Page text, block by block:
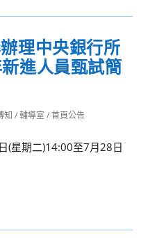
理中央銀行所
進人員甄試簡
知 / 輔導室 / 首頁公告
(星期二)14:00至7月28日